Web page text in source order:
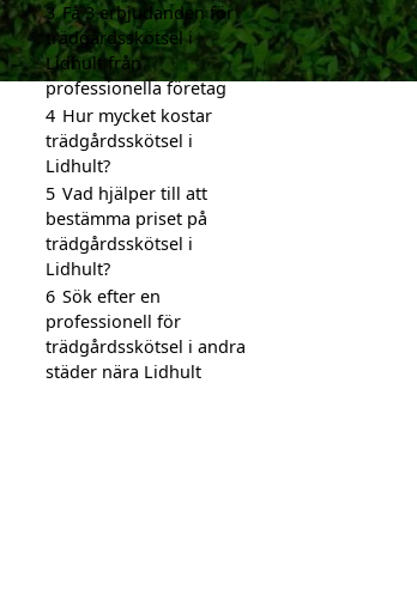
3 Få 3 erbjudanden för
trädgårdsskötsel i
Lidhult från
professionella företag
4 Hur mycket kostar
trädgårdsskötsel i
Lidhult?
5 Vad hjälper till att
bestämma priset på
trädgårdsskötsel i
Lidhult?
6 Sök efter en
professionell för
trädgårdsskötsel i andra
städer nära Lidhult